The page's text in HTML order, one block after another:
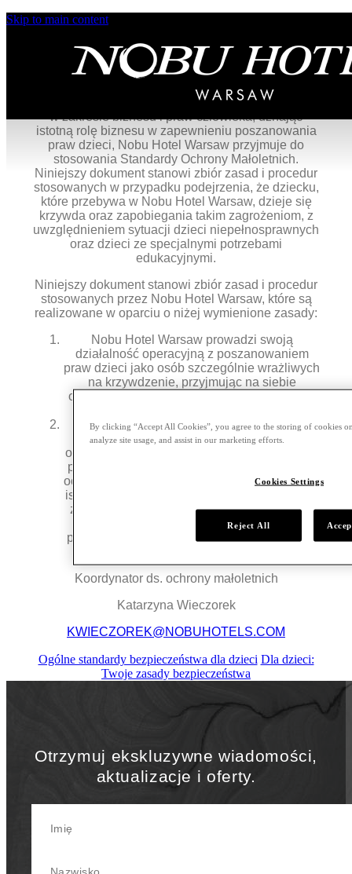
Skip to main content
Mając na uwadze obowiązek prawny wynikający z
zapisów ustawy z dnia 13 maja 2016 r. o
przeciwdziałaniu zagrożeniom przestępczością na
tle seksualnym i ochronie małoletnich oraz zgodnie
z wytycznymi Organizacji Narodów Zjednoczonych
w zakresie biznesu i praw człowieka, uznając
istotną rolę biznesu w zapewnieniu poszanowania
praw dzieci, Nobu Hotel Warsaw przyjmuje do
stosowania Standardy Ochrony Małoletnich.
Niniejszy dokument stanowi zbiór zasad i procedur
stosowanych w przypadku podejrzenia, że dziecku,
które przebywa w Nobu Hotel Warsaw, dzieje się
krzywda oraz zapobiegania takim zagrożeniom, z
uwzględnieniem sytuacji dzieci niepełnosprawnych
oraz dzieci ze specjalnymi potrzebami
edukacyjnymi.
Niniejszy dokument stanowi zbiór zasad i procedur
stosowanych przez Nobu Hotel Warsaw, które są
realizowane w oparciu o niżej wymienione zasady:
Nobu Hotel Warsaw prowadzi swoją
działalność operacyjną z poszanowaniem
praw dzieci jako osób szczególnie wrażliwych
na krzywdzenie, przyjmując na siebie
odpowiedzialność za ochronę ich godności i
Nobu Hotel Warsaw uznaje swoją rolę w
prowadzeniu biznesu społecznie
odpowiedzialnego i promowaniu pożądanych
postaw społecznych, szczególnie w zakresie
ochrony dzieci. Nobu Hotel Warsaw podkreśla
istotność prawnego i społecznego obowiązku
zawiadamiania organów ścigania o każdym
przypadku podejrzenia popełnienia
przestępstwa na szkodę dzieci i zobowiązuje
Koordynator ds. ochrony małoletnich
Katarzyna Wieczorek
KWIECZOREK@NOBUHOTELS.COM
Ogólne standardy bezpieczeństwa dla dzieci Dla dzieci:
Twoje zasady bezpieczeństwa
Otrzymuj ekskluzywne wiadomości,
aktualizacje i oferty.
By clicking “Accept All Cookies”, you agree to the storing of cookies
analyze site usage, and assist in our marketing efforts.
Cookies Settings
Reject All